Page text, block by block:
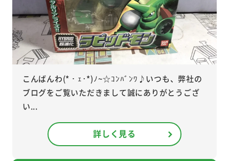
こんばんわ(*・ｪ･*)ﾉ~☆ｺﾝﾊﾞﾝﾜ♪いつも、弊社の
ブログをご覧いただきまして誠にありがとうござ
い...
詳しく見る